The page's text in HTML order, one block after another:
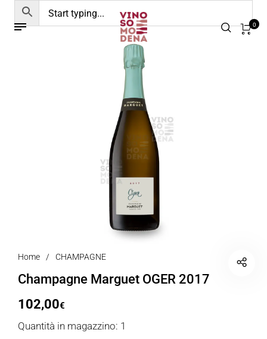
0
Home / CHAMPAGNE
Champagne Marguet OGER 2017
102,00€
Quantità in magazzino: 1